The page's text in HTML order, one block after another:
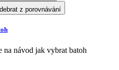
z porovnávání